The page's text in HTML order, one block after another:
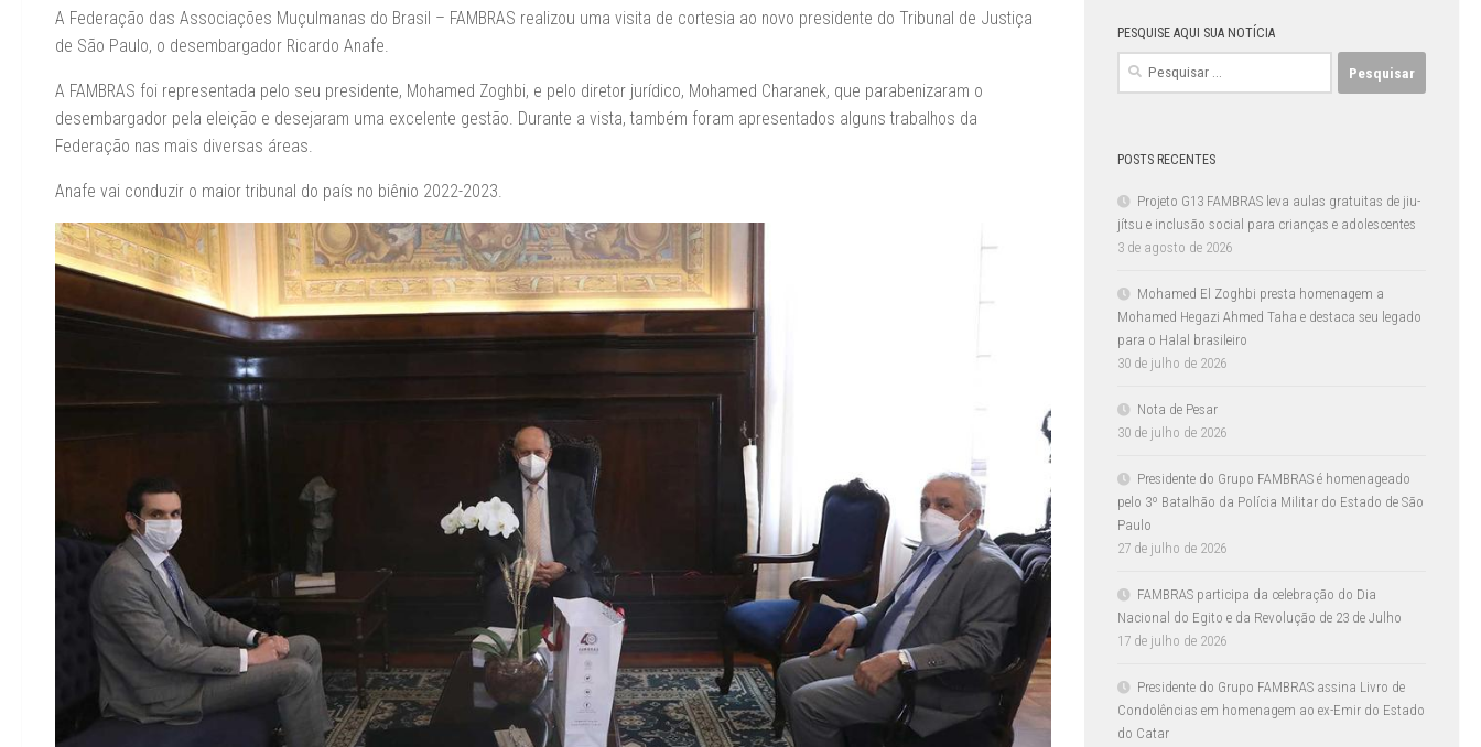
A Federação das Associações Muçulmanas do Brasil – FAMBRAS realizou uma visita de cortesia ao novo presidente do Tribunal de Justiça
de São Paulo, o desembargador Ricardo Anafe.
A FAMBRAS foi representada pelo seu presidente, Mohamed Zoghbi, e pelo diretor jurídico, Mohamed Charanek, que parabenizaram o
desembargador pela eleição e desejaram uma excelente gestão. Durante a vista, também foram apresentados alguns trabalhos da
Federação nas mais diversas áreas.
Anafe vai conduzir o maior tribunal do país no biênio 2022-2023.
PESQUISE AQUI SUA NOTÍCIA
Pesquisar
POSTS RECENTES
Projeto G13 FAMBRAS leva aulas gratuitas de jiu-
jítsu e inclusão social para crianças e adolescentes
3 de agosto de 2026
Mohamed El Zoghbi presta homenagem a
Mohamed Hegazi Ahmed Taha e destaca seu legado
para o Halal brasileiro
30 de julho de 2026
Nota de Pesar
30 de julho de 2026
Presidente do Grupo FAMBRAS é homenageado
pelo 3º Batalhão da Polícia Militar do Estado de São
Paulo
27 de julho de 2026
FAMBRAS participa da celebração do Dia
Nacional do Egito e da Revolução de 23 de Julho
17 de julho de 2026
Presidente do Grupo FAMBRAS assina Livro de
Condolências em homenagem ao ex-Emir do Estado
do Catar